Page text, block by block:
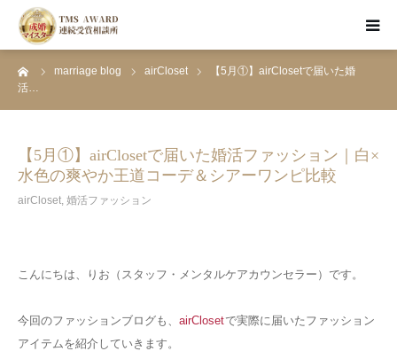
marriage blog airCloset
【5月①】airClosetで届いた婚
活…
【5月①】airClosetで届いた婚活ファッション｜白×
水色の爽やか王道コーデ＆シアーワンピ比較
airCloset, 婚活ファッション
こんにちは、りお（スタッフ・メンタルケアカウンセラー）です。
今回のファッションブログも、 airClosetで実際に届いたファッション
アイテムを紹介していきます。
HOME
資料請求・面談予約
婚活ブログ